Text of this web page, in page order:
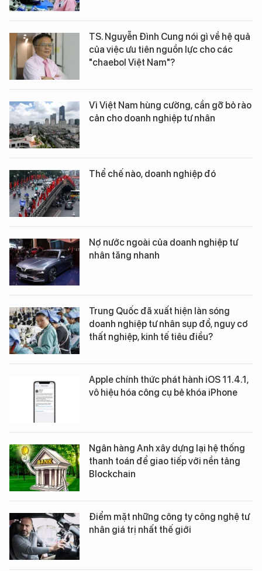
TS. Nguyễn Đình Cung nói gì về hệ quả
của việc ưu tiên nguồn lực cho các
"chaebol Việt Nam"?
Vì Việt Nam hùng cường, cần gỡ bỏ rào
cản cho doanh nghiệp tư nhân
Thể chế nào, doanh nghiệp đó
Nợ nước ngoài của doanh nghiệp tư
nhân tăng nhanh
Trung Quốc đã xuất hiện làn sóng
doanh nghiệp tư nhân sụp đổ, nguy cơ
thất nghiệp, kinh tế tiêu điều?
Apple chính thức phát hành iOS 11.4.1,
vô hiệu hóa công cụ bẻ khóa iPhone
Ngân hàng Anh xây dựng lại hệ thống
thanh toán để giao tiếp với nền tảng
Blockchain
Điểm mặt những công ty công nghệ tư
nhân giá trị nhất thế giới